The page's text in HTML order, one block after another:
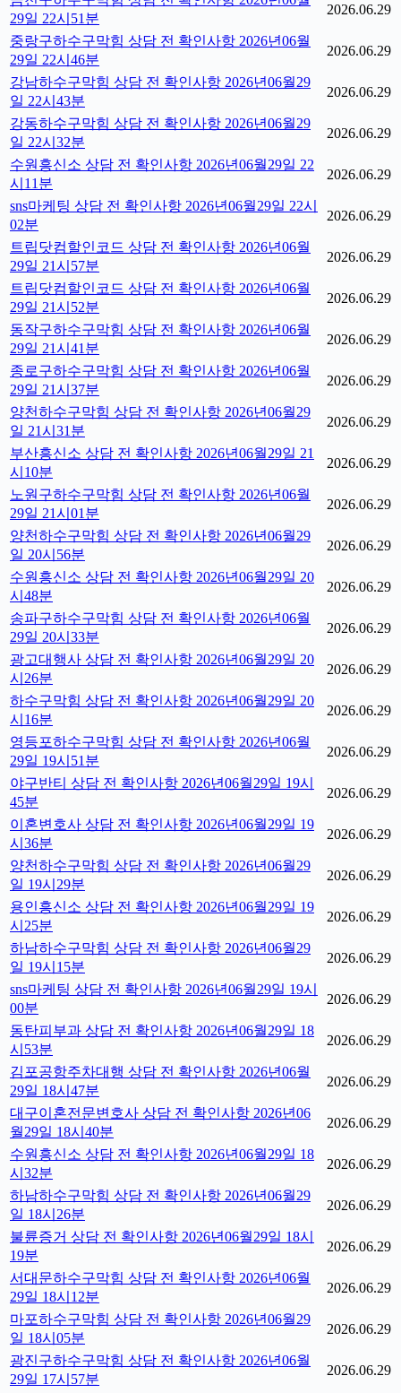
29일 22시51분
2026.06.29
중랑구하수구막힘 상담 전 확인사항 2026년06월
29일 22시46분
2026.06.29
강남하수구막힘 상담 전 확인사항 2026년06월29
일 22시43분
2026.06.29
강동하수구막힘 상담 전 확인사항 2026년06월29
일 22시32분
2026.06.29
수원흥신소 상담 전 확인사항 2026년06월29일 22
시11분
2026.06.29
sns마케팅 상담 전 확인사항 2026년06월29일 22시
02분
2026.06.29
트립닷컴할인코드 상담 전 확인사항 2026년06월
29일 21시57분
2026.06.29
트립닷컴할인코드 상담 전 확인사항 2026년06월
29일 21시52분
2026.06.29
동작구하수구막힘 상담 전 확인사항 2026년06월
29일 21시41분
2026.06.29
종로구하수구막힘 상담 전 확인사항 2026년06월
29일 21시37분
2026.06.29
양천하수구막힘 상담 전 확인사항 2026년06월29
일 21시31분
2026.06.29
부산흥신소 상담 전 확인사항 2026년06월29일 21
시10분
2026.06.29
노원구하수구막힘 상담 전 확인사항 2026년06월
29일 21시01분
2026.06.29
양천하수구막힘 상담 전 확인사항 2026년06월29
일 20시56분
2026.06.29
수원흥신소 상담 전 확인사항 2026년06월29일 20
시48분
2026.06.29
송파구하수구막힘 상담 전 확인사항 2026년06월
29일 20시33분
2026.06.29
광고대행사 상담 전 확인사항 2026년06월29일 20
시26분
2026.06.29
하수구막힘 상담 전 확인사항 2026년06월29일 20
시16분
2026.06.29
영등포하수구막힘 상담 전 확인사항 2026년06월
29일 19시51분
2026.06.29
야구반티 상담 전 확인사항 2026년06월29일 19시
45분
2026.06.29
이혼변호사 상담 전 확인사항 2026년06월29일 19
시36분
2026.06.29
양천하수구막힘 상담 전 확인사항 2026년06월29
일 19시29분
2026.06.29
용인흥신소 상담 전 확인사항 2026년06월29일 19
시25분
2026.06.29
하남하수구막힘 상담 전 확인사항 2026년06월29
일 19시15분
2026.06.29
sns마케팅 상담 전 확인사항 2026년06월29일 19시
00분
2026.06.29
동탄피부과 상담 전 확인사항 2026년06월29일 18
시53분
2026.06.29
김포공항주차대행 상담 전 확인사항 2026년06월
29일 18시47분
2026.06.29
대구이혼전문변호사 상담 전 확인사항 2026년06
월29일 18시40분
2026.06.29
수원흥신소 상담 전 확인사항 2026년06월29일 18
시32분
2026.06.29
하남하수구막힘 상담 전 확인사항 2026년06월29
일 18시26분
2026.06.29
불륜증거 상담 전 확인사항 2026년06월29일 18시
19분
2026.06.29
서대문하수구막힘 상담 전 확인사항 2026년06월
29일 18시12분
2026.06.29
마포하수구막힘 상담 전 확인사항 2026년06월29
일 18시05분
2026.06.29
광진구하수구막힘 상담 전 확인사항 2026년06월
29일 17시57분
2026.06.29